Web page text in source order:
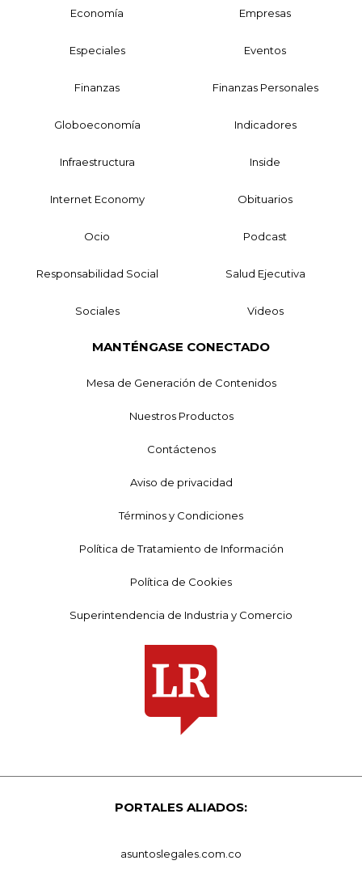
Economía Empresas
Especiales Eventos
Finanzas Finanzas Personales
Globoeconomía Indicadores
Infraestructura Inside
Internet Economy Obituarios
Ocio Podcast
Responsabilidad Social Salud Ejecutiva
Sociales Videos
MANTÉNGASE CONECTADO
Mesa de Generación de Contenidos
Nuestros Productos
Contáctenos
Aviso de privacidad
Términos y Condiciones
Política de Tratamiento de Información
Política de Cookies
Superintendencia de Industria y Comercio
PORTALES ALIADOS:
asuntoslegales.com.co